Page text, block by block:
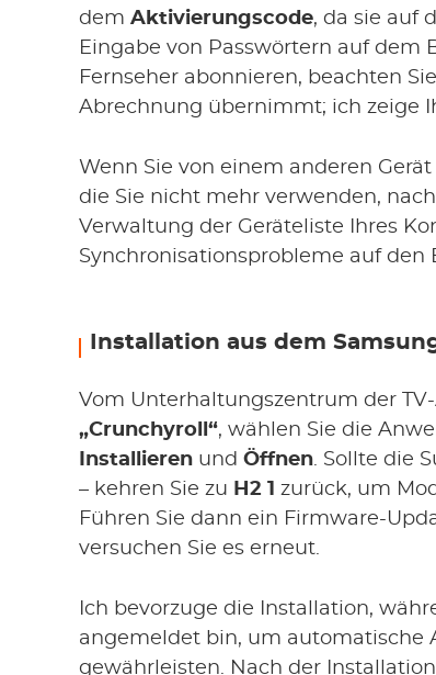
dem Aktivierungscode, da sie auf
Eingabe von Passwörtern auf dem
Fernseher abonnieren, beachten
Abrechnung übernimmt; ich zeige
Wenn Sie von einem anderen
die Sie nicht mehr verwenden,
Verwaltung der Geräteliste Ihres
Synchronisationsprobleme auf den
Installation aus dem
Vom Unterhaltungszentrum der
„Crunchyroll“, wählen Sie die
Installieren und Öffnen. Sollte die
– kehren Sie zu H2 1 zurück, um
Führen Sie dann ein Firmware-
versuchen Sie es erneut.
Ich bevorzuge die Installation,
angemeldet bin, um automatische
gewährleisten. Nach der